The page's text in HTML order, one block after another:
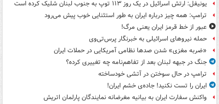
یونیفل: ارتش اسرائیل در یک روز ۱۱۳ توپ به جنوب لبنان شلیک کرده است
ترامپ: همه چیز درباره ایران به طور استثنایی خوب پیش می‌رود
عبور از خط قرمز ایران یعنی مرگ!
حمله نیروهای اسرائیلی به خبرنگار پرس‌تی‌وی
«ضربه مغزی» شدن صدها نظامی آمریکایی در حملات ایران
جنگ در جبهه لبنان بعد از تفاهم‌نامه چه تغییری کرده؟
ترامپ در حال سوختن در آتشی خودساخته
ایران را تست نکنید! جاده‌ی خشم ایران!
واکنش سفارت ایران به بیانیه مغرضانه نمایندگان پارلمان اتریش